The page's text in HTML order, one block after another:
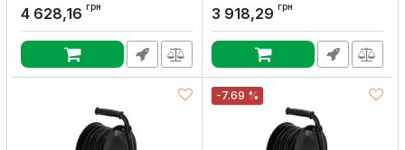
Артикул:
4 628,16 грн
Артикул:
3 918,29 грн
-7.69 %